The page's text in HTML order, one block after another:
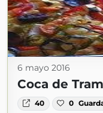
6 mayo 2016
Coca de
40 0